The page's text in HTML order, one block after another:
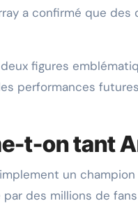
a confirmé que
figures
performances
t-on tant
un
des millions de